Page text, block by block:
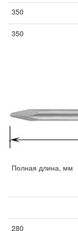
350
350
Полная длина, мм
280